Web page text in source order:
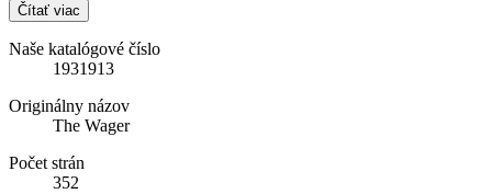
Čítať viac
Naše katalógové číslo
1931913
Originálny názov
The Wager
Počet strán
352